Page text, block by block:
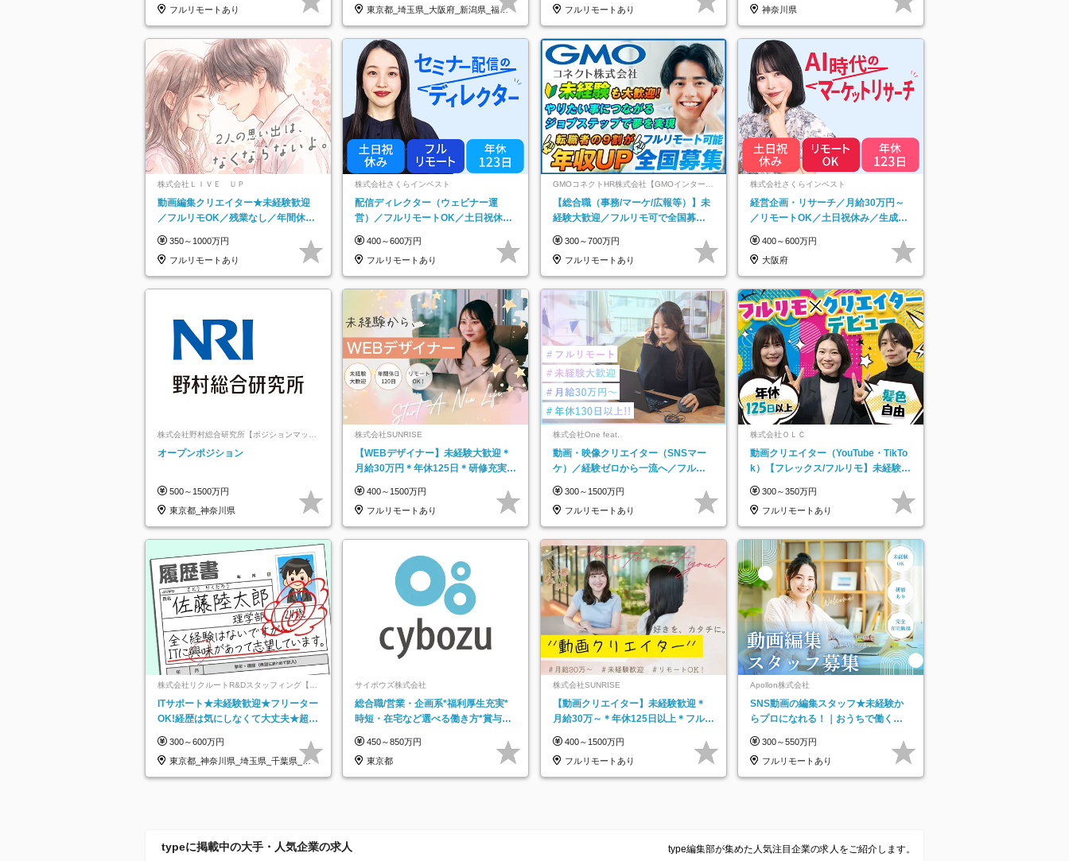
フルリモートあり
東京都_埼玉県_大阪府_新潟県_福岡
県
フルリモートあり
神奈川県
株式会社ＬＩＶＥ ＵＰ
動画編集クリエイター★未経験歓迎
／フルリモOK／残業なし／年間休日
実で安心
350～1000万円
フルリモートあり
株式会社さくらインベスト
配信ディレクター（ウェビナー運
営）／フルリモートOK／土日祝休み
400～600万円
フルリモートあり
GMOコネクトHR株式会社【GMOインターネ
ットグループ】
【総合職（事務/マーケ/広報等）】未
経験大歓迎／フルリモ可で全国募
★
300～700万円
フルリモートあり
株式会社さくらインベスト
経営企画・リサーチ／月給30万円～
／リモートOK／土日祝休み／生成AI
400～600万円
大阪府
株式会社野村総合研究所【ポジションマッチ
オープンポジション
500～1500万円
東京都_神奈川県
株式会社SUNRISE
【WEBデザイナー】未経験大歓迎＊
月給30万円＊年休125日＊研修充実＊
400～1500万円
フルリモートあり
株式会社One feat.
動画・映像クリエイター（SNSマー
ケ）／経験ゼロから一流へ／フルリ
日以上
300～1500万円
フルリモートあり
株式会社ＯＬＣ
動画クリエイター（YouTube・TikTo
k）【フレックス/フルリモ】未経験O
300～350万円
フルリモートあり
株式会社リクルートR&Dスタッフィング【リ
クルートグループ】
ITサポート★未経験歓迎★フリーター
OK!経歴は気にしなくて大丈夫★超大
300～600万円
東京都_神奈川県_埼玉県_千葉県_大
阪府…
サイボウズ株式会社
総合職/営業・企画系*福利厚生充実*
時短・在宅など選べる働き方*賞与年
450～850万円
東京都
株式会社SUNRISE
【動画クリエイター】未経験歓迎＊
月給30万～＊年休125日以上＊フルリ
決定◆
400～1500万円
フルリモートあり
Apollon株式会社
SNS動画の編集スタッフ★未経験か
らプロになれる！｜おうちで働くフ
300～550万円
フルリモートあり
typeに掲載中の大手・人気企業の求人 type編集部が集めた人気注目企業の求人をご紹介します。